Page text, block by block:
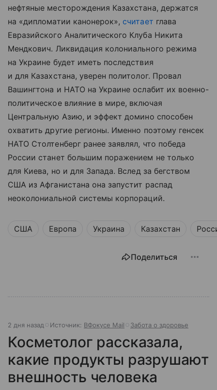
нефтяные месторождения Казахстана, держатся
на «дипломатии канонерок», считает глава
Евразийского Аналитического Клуба Никита
Мендкович. Ликвидация колониального режима
на Украине будет иметь последствия
и для Казахстана, уверен политолог. Провал
Вашингтона и НАТО на Украине ослабит их военно-
политическое влияние в мире, включая
Центральную Азию, и эффект домино способен
охватить другие регионы. Именно поэтому генсек
НАТО Столтенберг ранее заявлял, что победа
России станет большим поражением не только
для Киева, но и для Запада. Вслед за бегством
США из Афганистана она запустит распад
неоколониальной системы корпораций.
США Европа Украина Казахстан
Поделиться
2 дня назад Источник: ВФокусе Mail Забота о здоровье
Косметолог рассказала,
какие продукты разрушают
внешность человека